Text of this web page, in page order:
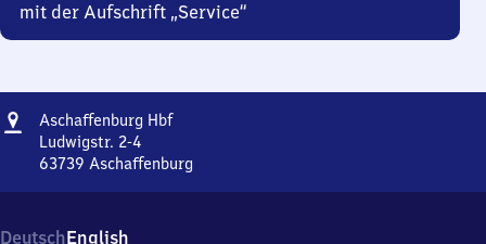
mit der Aufschrift „Service“
Adresse
Aschaffenburg HbfAschaffenburg
Ludwigstr. 2-4
63739 Aschaffenburg
Ludwigstr.
DeutschEnglish